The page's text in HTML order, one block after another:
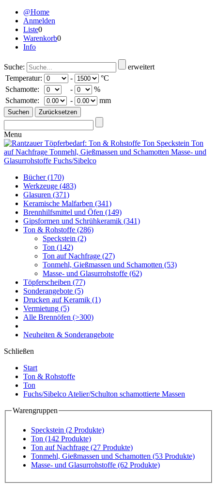
@Home
Anmelden
Liste0
Warenkorb0
Info
Suche:
erweitert
Temperatur:
-
°C
Schamotte:
-
%
Schamotte:
- mm
Menu
Bücher(170)
Werkzeuge (483)
Glasuren (371)
Keramische Malfarben (341)
Brennhilfsmittel und Öfen (149)
Gipsformen und Schrühkeramik (341)
Ton & Rohstoffe (286)
Speckstein (2)
Ton (142)
Ton auf Nachfrage (27)
Tonmehl, Gießmassen und Schamotten (53)
Masse- und Glasurrohstoffe (62)
Töpferscheiben (77)
Sonderangebote (5)
Drucken auf Keramik (1)
Vermietung (5)
Alle Brennöfen (>300)
Neuheiten & Sonderangebote
Schließen
Start
Ton & Rohstoffe
Ton
Fuchs/Sibelco Atelier/Schulton schamottierte Massen
Warengruppen
Speckstein (2 Produkte)
Ton (142 Produkte)
Ton auf Nachfrage (27 Produkte)
Tonmehl, Gießmassen und Schamotten (53 Produkte)
Masse- und Glasurrohstoffe (62 Produkte)